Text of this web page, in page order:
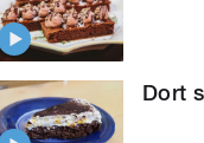
Dort